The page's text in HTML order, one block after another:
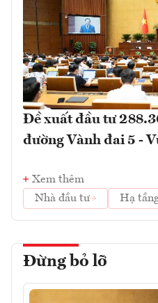
Đề xuất đầu tư
đường Vành đai 5 -
Xem thêm
Nhà đầu tư
Hạ
Đừng bỏ lỡ